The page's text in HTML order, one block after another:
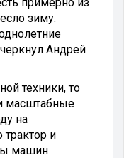
зиму.
Андрей
техники, то
масштабные
на
трактор и
машин